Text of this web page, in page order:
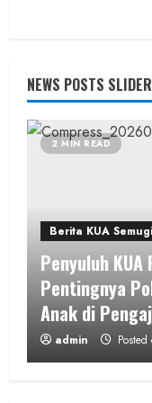
NEWS POSTS SLIDER
2 MIN READ
Berita KUA
Penyuluh
Pentingnya
Anak di
admin